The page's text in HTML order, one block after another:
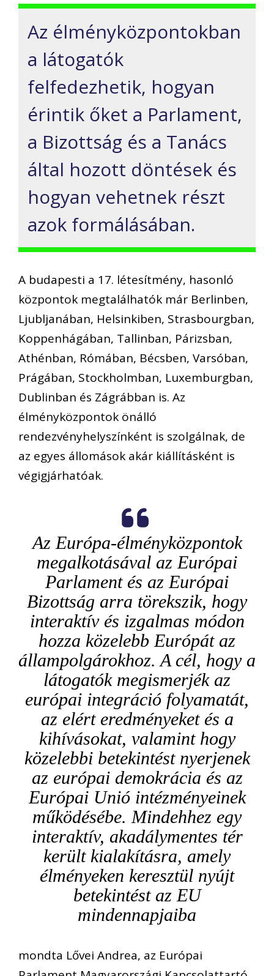
Az élményközpontokban
a látogatók
felfedezhetik, hogyan
érintik őket a Parlament,
a Bizottság és a Tanács
által hozott döntések és
hogyan vehetnek részt
azok formálásában.
A budapesti a 17. létesítmény, hasonló
központok megtalálhatók már Berlinben,
Ljubljanában, Helsinkiben, Strasbourgban,
Koppenhágában, Tallinban, Párizsban,
Athénban, Rómában, Bécsben, Varsóban,
Prágában, Stockholmban, Luxemburgban,
Dublinban és Zágrábban is. Az
élményközpontok önálló
rendezvényhelyszínként is szolgálnak, de
az egyes állomások akár kiállításként is
végigjárhatóak.
Az Európa-élményközpontok
megalkotásával az Európai
Parlament és az Európai
Bizottság arra törekszik, hogy
interaktív és izgalmas módon
hozza közelebb Európát az
állampolgárokhoz. A cél, hogy a
látogatók megismerjék az
európai integráció folyamatát,
az elért eredményeket és a
kihívásokat, valamint hogy
közelebbi betekintést nyerjenek
az európai demokrácia és az
Európai Unió intézményeinek
működésébe. Mindehhez egy
interaktív, akadálymentes tér
került kialakításra, amely
élményeken keresztül nyújt
betekintést az EU
mindennapjaiba
mondta Lővei Andrea, az Európai